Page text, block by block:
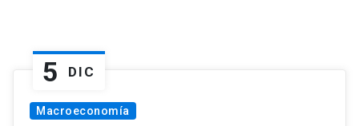
5 DIC
Macroeconomía